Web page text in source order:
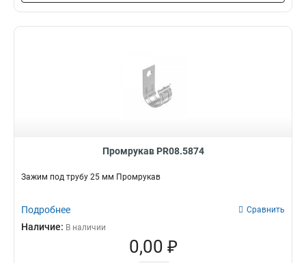
Промрукав PR08.5874
Зажим под трубу 25 мм Промрукав
Подробнее Сравнить
Наличие: В наличии
0,00 ₽